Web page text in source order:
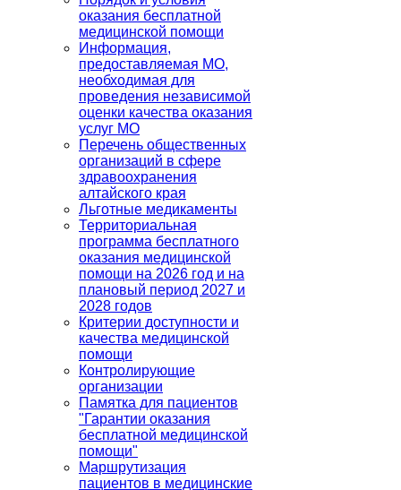
оказания бесплатной
медицинской помощи
Информация,
предоставляемая МО,
необходимая для
проведения независимой
оценки качества оказания
услуг МО
Перечень общественных
организаций в сфере
здравоохранения
алтайского края
Льготные медикаменты
Территориальная
программа бесплатного
оказания медицинской
помощи на 2026 год и на
плановый период 2027 и
2028 годов
Критерии доступности и
качества медицинской
помощи
Контролирующие
организации
Памятка для пациентов
"Гарантии оказания
бесплатной медицинской
помощи"
Маршрутизация
пациентов в медицинские